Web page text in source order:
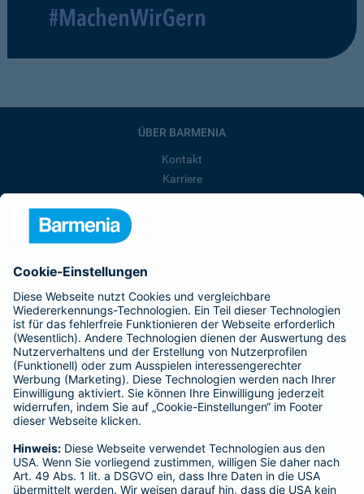
#MachenWirGern
ÜBER BARMENIA
Kontakt
Karriere
Barmenia ist Teil der BarmeniaGothaer
BELIEBTE SEITEN
Kranken-Zusatzversicherung
Tierversicherungen
Haftpflichtversicherung
Hausratversicherung
Adresse ändern
Schaden melden